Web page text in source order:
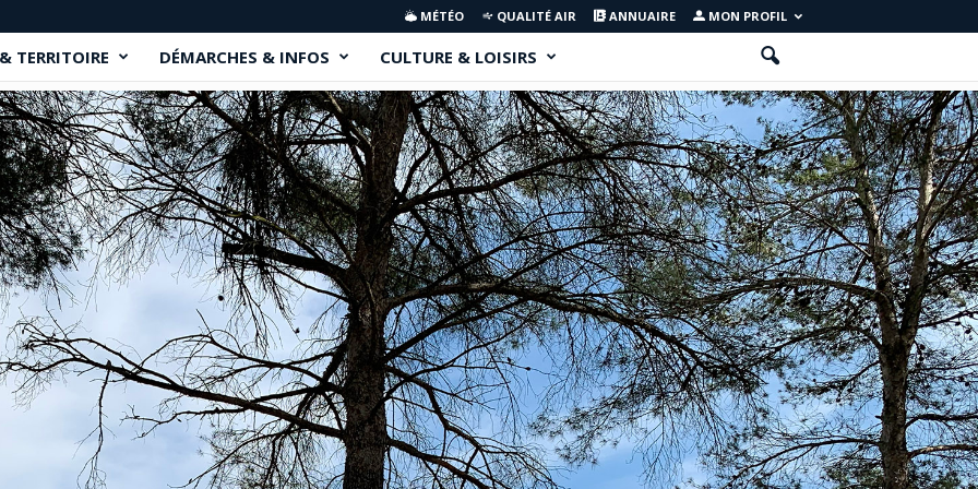
MÉTÉO QUALITÉ AIR ANNUAIRE MON PROFIL
TERRITOIRE DÉMARCHES & INFOS CULTURE & LOISIRS